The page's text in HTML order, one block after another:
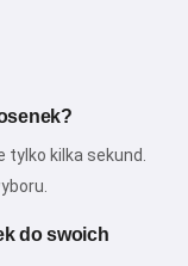
tylko kilka sekund.
do swoich